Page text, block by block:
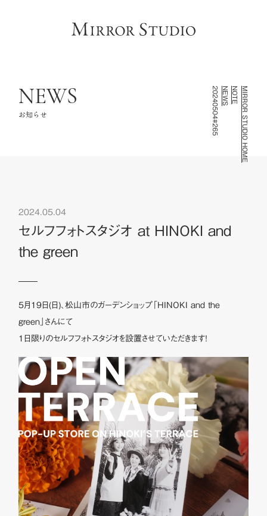
GALLERY
NOTE お知らせ・記録
CONTACT
NEWS
お知らせ MIRROR STUDIO HOME
NOTE
NEWS
20240504#265
2024.05.04
セルフフォトスタジオ at HINOKI and
the green
5月19日(日)、松山市のガーデンショップ「HINOKI and the
green」さんにて
1日限りのセルフフォトスタジオを設置させていただきます！